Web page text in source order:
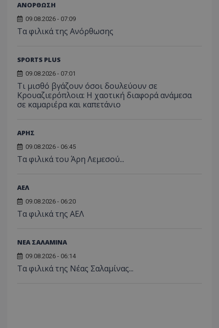
ΑΝΟΡΘΩΣΗ
09.08.2026 - 07:09
Τα φιλικά της Ανόρθωσης
SPORTS PLUS
09.08.2026 - 07:01
Τι μισθό βγάζουν όσοι δουλεύουν σε
Κρουαζιερόπλοια: Η χαοτική διαφορά ανάμεσα
σε καμαριέρα και καπετάνιο
ΑΡΗΣ
09.08.2026 - 06:45
Τα φιλικά του Άρη Λεμεσού...
ΑΕΛ
09.08.2026 - 06:20
Τα φιλικά της ΑΕΛ
ΝΕΑ ΣΑΛΑΜΙΝΑ
09.08.2026 - 06:14
Τα φιλικά της Νέας Σαλαμίνας...